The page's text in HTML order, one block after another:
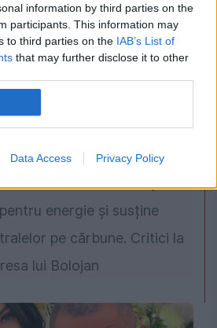
information by third parties on the
participants. This information may
to third parties on the IAB’s List of
that may further disclose it to other
Data Access Privacy Policy
energie și susține
pe cărbune. Critici la
lui Bolojan